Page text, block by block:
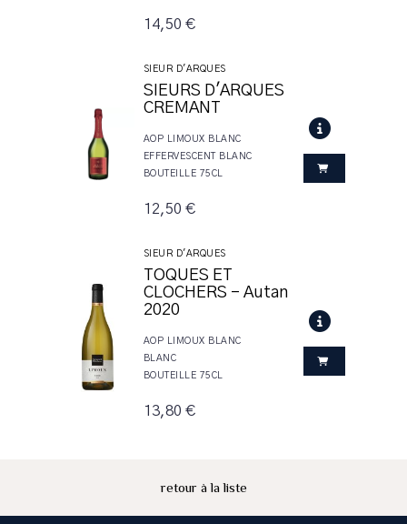
14,50 €
SIEUR D'ARQUES
SIEURS D'ARQUES
CREMANT
AOP LIMOUX BLANC
EFFERVESCENT BLANC
BOUTEILLE 75CL
12,50 €
SIEUR D'ARQUES
TOQUES ET
CLOCHERS - Autan
2020
AOP LIMOUX BLANC
BLANC
BOUTEILLE 75CL
13,80 €
retour à la liste